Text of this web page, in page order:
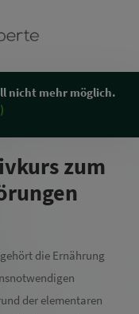
nicht mehr möglich.
zum
die Ernährung
der elementaren